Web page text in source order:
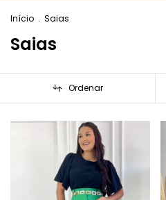
Início . Saias
Saias
Ordenar